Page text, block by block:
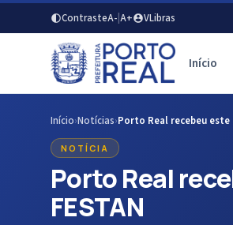
ContrasteA- A+ VLibras
Início
Início›Notícias›Porto Real recebeu este
NOTÍCIA
Porto Real
FESTAN